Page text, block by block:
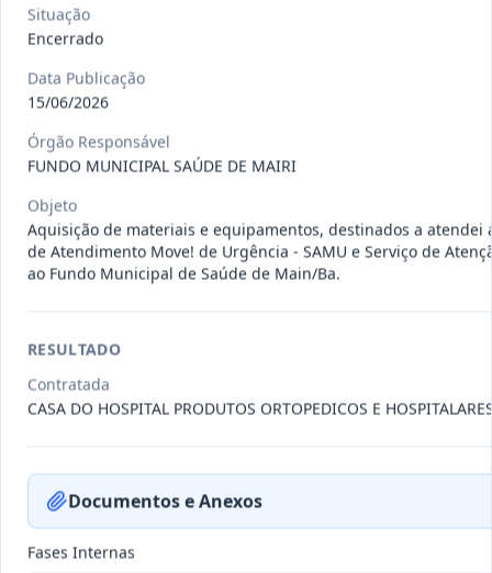
Situação:
011-
2023
Inicial
Contratação de empresa especializada
na realização de evento
Situação: Encerrado Data:04/08/2026 Ver detalhes
010-
2023
Termo
Constitui o objeto do presente
Ver detalhes
Situação
Encerrado
Data Publicação
15/06/2026
Órgão Responsável
FUNDO MUNICIPAL SAÚDE DE MAIRI
Objeto
Aquisição de materiais e equipamentos, destinados a atendei
de Atendimento Move! de Urgência - SAMU e Serviço de
ao Fundo Municipal de Saúde de Main/Ba.
RESULTADO
Contratada
CASA DO HOSPITAL PRODUTOS ORTOPEDICOS E
Documentos e Anexos
Fases Internas